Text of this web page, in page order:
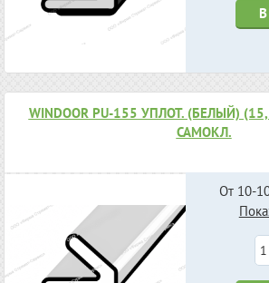
WINDOOR PU-155 УПЛОТ. (БЕЛЫЙ)
САМОКЛ.
От 10-